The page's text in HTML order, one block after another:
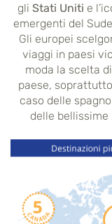
gli Stati Uniti e
emergenti del
Gli europei
viaggi in paesi
moda la scelta
paese,
caso delle
delle bellissime